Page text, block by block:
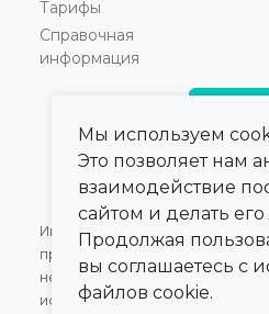
Тарифы
Справочная
информация
Информация,
представленная на сайте,
не может быть
использована для
Мы используем
Это позволяет нам
взаимодействие
сайтом и делать
Продолжая
вы соглашаетесь с
файлов cookie.